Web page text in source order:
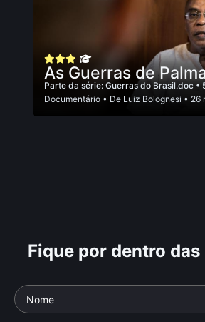
As Guerras de
Parte da série: Guerras do Brasil.doc •
Documentário • De Luiz Bolognesi • 26
Fique por dentro